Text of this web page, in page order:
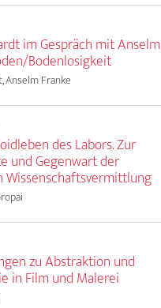
im Gespräch mit Anselm
Bodenlosigkeit
Anselm Franke
des Labors. Zur
und Gegenwart der
Wissenschaftsvermittlung
zu Abstraktion und
in Film und Malerei